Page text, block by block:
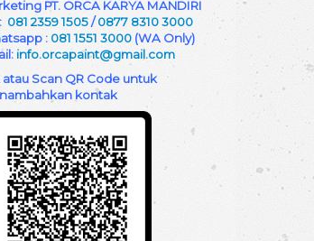
PT. ORCA KARYA MANDIRI
081 2359 1505/0877 8310 3000
: 081 1551 3000(WA Only)
info.orcapaint@gmail.com
atau Scan QR Code untuk
kontak